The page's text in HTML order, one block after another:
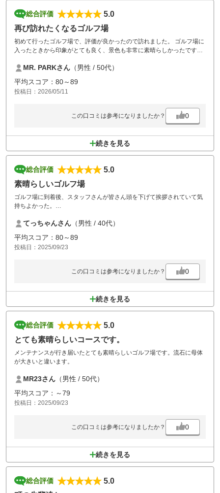
総合評価
5.0
再び訪れたくなるゴルフ場
初めて行ったゴルフ場で、評価が良かったので訪れました。 ゴルフ場に
入ったときから印象がとても良く、景色も非常に素晴らしかったです。
です。 フェアウェイとグリーンの状態も非常に良好でした。 グリーンは
少し難しいと感じました。 天気が良く、とても良いゴルフ場で運動でき
て、とても満足しました。
また訪れたいゴルフ場です。
MR. PARKさん （男性 / 50代）
平均スコア：80～89
投稿日：2026/05/11
この口コミは参考になりましたか？ 0
続きを見る
総合評価
5.0
素晴らしいゴルフ場
ゴルフ場に到着後、スタッフさんが皆さん頭を下げて挨拶されていて気
持ちよかった。
手入れが行き届いていてまたラウンドしたいと同伴者共々思いました。
てっちゃんさん （男性 / 40代）
平均スコア：80～89
投稿日：2025/09/23
この口コミは参考になりましたか？ 0
続きを見る
総合評価
5.0
とても素晴らしいコースです。
メンテナンスが行き届いたとても素晴らしいゴルフ場です。流石に母体
が大きいと違います。
MR23さん （男性 / 50代）
平均スコア：～79
投稿日：2025/09/23
この口コミは参考になりましたか？ 0
続きを見る
総合評価
5.0